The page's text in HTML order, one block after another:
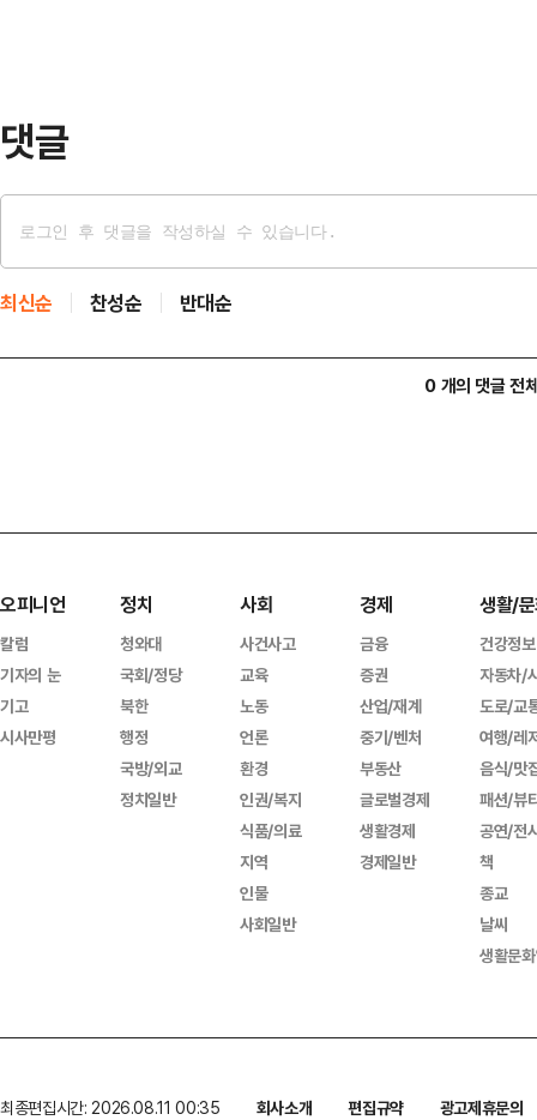
댓글
최신순 찬성순 반대순
0 개의 댓글 전
오피니언
칼럼
기자의 눈
기고
시사만평
정치
청와대
국회/정당
북한
행정
국방/외교
정치일반
사회
사건사고
교육
노동
언론
환경
인권/복지
식품/의료
지역
인물
사회일반
경제
금융
증권
산업/재계
중기/벤처
부동산
글로벌경제
생활경제
경제일반
생활/
건강정보
자동차/
도로/교
여행/레
음식/맛
패션/뷰
공연/전
책
종교
날씨
생활문
최종편집시간: 2026.08.11 00:35 회사소개 편집규약
광고제휴문의